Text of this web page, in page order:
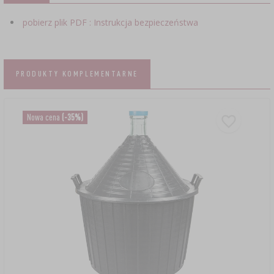
pobierz plik PDF : Instrukcja bezpieczeństwa
PRODUKTY KOMPLEMENTARNE
Nowa cena (-35%)